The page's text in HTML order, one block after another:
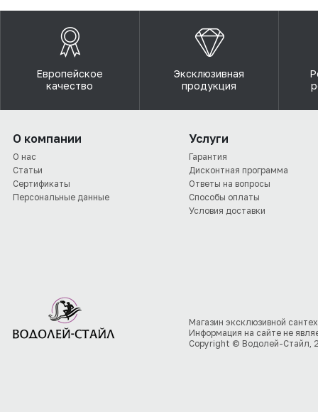
Европейское
качество
Эксклюзивная
продукция
О компании
О нас
Статьи
Сертификаты
Персональные данные
Услуги
Гарантия
Дисконтная программа
Ответы на вопросы
Способы оплаты
Условия доставки
Магазин эксклюзивной
Информация на сайте не
Copyright © Водолей-Стайл,